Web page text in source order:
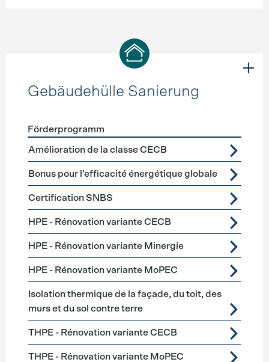
Gebäudehülle Sanierung
Förderprogramme Gebäudehülle Sanierung
Förderprogramm
Amélioration de la classe CECB
Bonus pour l'efficacité énergétique globale
Certification SNBS
HPE - Rénovation variante CECB
HPE - Rénovation variante Minergie
HPE - Rénovation variante MoPEC
Isolation thermique de la façade, du toit, des
murs et du sol contre terre
THPE - Rénovation variante CECB
THPE - Rénovation variante MoPEC